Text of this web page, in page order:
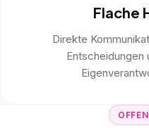
Flache
Direkte
Entscheidungen